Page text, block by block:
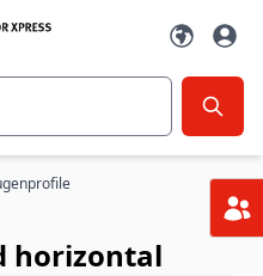
horizontal